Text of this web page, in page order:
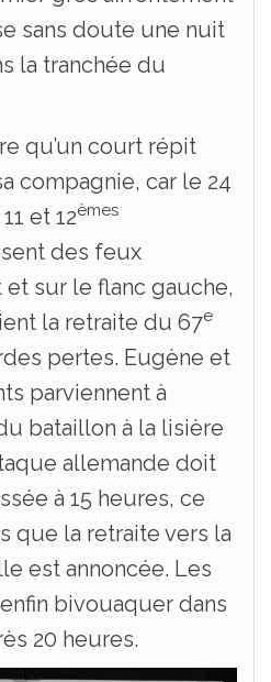
sans doute une nuit
la tranchée du
qu’un court répit
compagnie, car le 24
et 12èmes
des feux
sur le flanc gauche,
la retraite du 67e
pertes. Eugène et
parviennent à
bataillon à la lisière
allemande doit
à 15 heures, ce
que la retraite vers la
est annoncée. Les
bivouaquer dans
20 heures.